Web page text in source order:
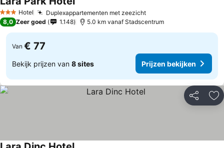
3 SterrenHotel Duplexappartementen met zeezicht
8,0 Zeer goed 1.148 5.0 km vanaf Stadscentrum
Van € 77
Bekijk prijzen van 8 sites Prijzen bekijken
Delen